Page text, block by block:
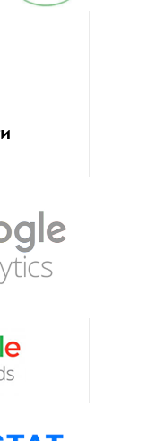
бізнесу. Ми
масштабувати
часу та
нашим послугам
рекламними
Ми беремо